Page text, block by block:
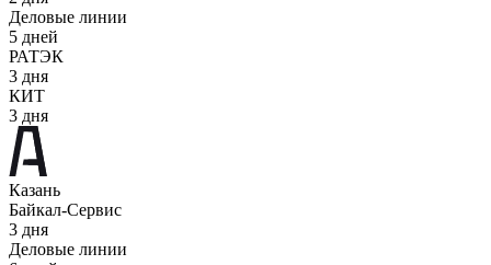
Деловые линии
5 дней
РАТЭК
3 дня
КИТ
3 дня
Казань
Байкал-Сервис
3 дня
Деловые линии